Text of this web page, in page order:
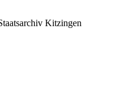
Kitzingen